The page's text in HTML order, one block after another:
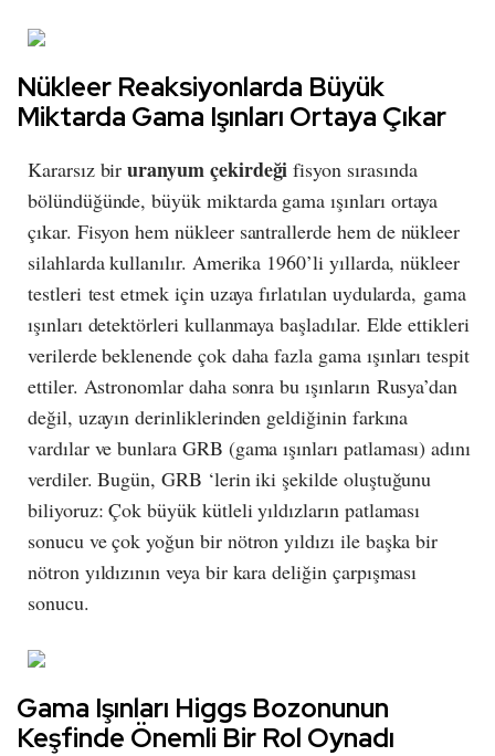
Nükleer Reaksiyonlarda Büyük
Miktarda Gama Işınları Ortaya Çıkar
Kararsız biruranyum çekirdeği fisyon sırasında
bölündüğünde, büyük miktarda gama ışınları ortaya
çıkar. Fisyon hem nükleer santrallerde hem de nükleer
silahlarda kullanılır. Amerika 1960’li yıllarda, nükleer
testleri test etmek için uzaya fırlatılan uydularda, gama
ışınları detektörleri kullanmaya başladılar. Elde ettikleri
verilerde beklenende çok daha fazla gama ışınları tespit
ettiler. Astronomlar daha sonra bu ışınların Rusya’dan
değil, uzayın derinliklerinden geldiğinin farkına
vardılar ve bunlara GRB (gama ışınları patlaması) adını
verdiler. Bugün, GRB ‘lerin iki şekilde oluştuğunu
biliyoruz: Çok büyük kütleli yıldızların patlaması
sonucu ve çok yoğun bir nötron yıldızı ile başka bir
nötron yıldızının veya bir kara deliğin çarpışması
sonucu.
Gama Işınları Higgs Bozonunun
Keşfinde Önemli Bir Rol Oynadı